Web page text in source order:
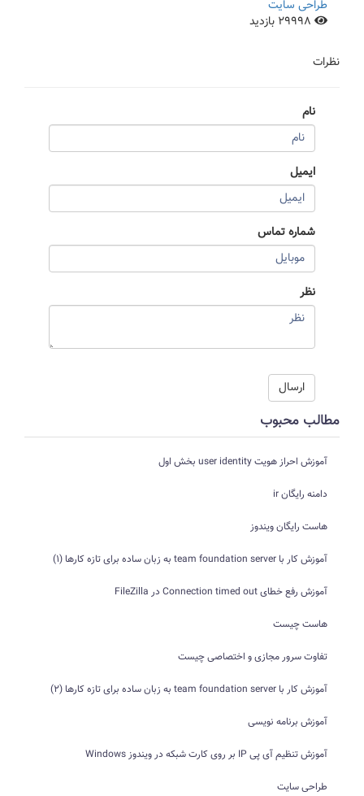
طراحی سایت
29998 بازدید
نظرات
نام
ایمیل
شماره تماس
نظر
مطالب محبوب
آموزش احراز هویت user identity بخش اول
دامنه رایگان ir
هاست رایگان ویندوز
آموزش کار با team foundation server به زبان ساده برای تازه کارها (1)
آموزش رفع خطای Connection timed out در FileZilla
هاست چیست
تفاوت سرور مجازی و اختصاصی چیست
آموزش کار با team foundation server به زبان ساده برای تازه کارها (2)
آموزش برنامه نویسی
آموزش تنظیم آی پی IP بر روی کارت شبکه در ویندوز Windows
طراحی سایت